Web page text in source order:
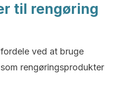
til rengøring
ved at bruge
rengøringsprodukter